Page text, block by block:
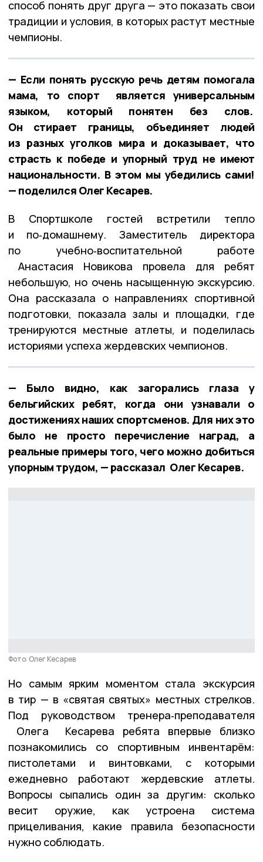
способ понять друг друга — это показать свои
традиции и условия, в которых растут местные
чемпионы.
— Если понять русскую речь детям помогала
мама, то спорт является универсальным
языком, который понятен без слов.
Он стирает границы, объединяет людей
из разных уголков мира и доказывает, что
страсть к победе и упорный труд не имеют
национальности. В этом мы убедились сами!
— поделился Олег Кесарев.
В Спортшколе гостей встретили тепло
и по‑домашнему. Заместитель директора
по учебно‑воспитательной работе
Анастасия Новикова провела для ребят
небольшую, но очень насыщенную экскурсию.
Она рассказала о направлениях спортивной
подготовки, показала залы и площадки, где
тренируются местные атлеты, и поделилась
историями успеха жердевских чемпионов.
— Было видно, как загорались глаза у
бельгийских ребят, когда они узнавали о
достижениях наших спортсменов. Для них это
было не просто перечисление наград, а
реальные примеры того, чего можно добиться
упорным трудом, — рассказал Олег Кесарев.
Фото: Олег Кесарев
Но самым ярким моментом стала экскурсия
в тир — в «святая святых» местных стрелков.
Под руководством тренера‑преподавателя
Олега Кесарева ребята впервые близко
познакомились со спортивным инвентарём:
пистолетами и винтовками, с которыми
ежедневно работают жердевские атлеты.
Вопросы сыпались один за другим: сколько
весит оружие, как устроена система
прицеливания, какие правила безопасности
нужно соблюдать.